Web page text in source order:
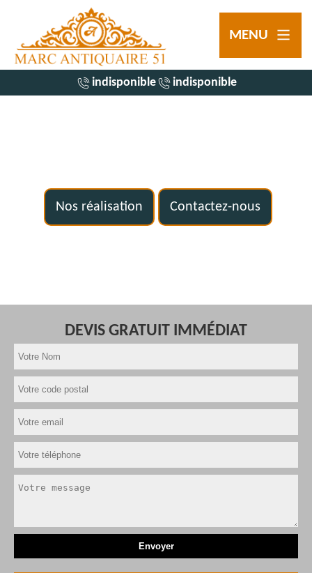
MENU
indisponible indisponible
Nos réalisation Contactez-nous
DEVIS GRATUIT IMMÉDIAT